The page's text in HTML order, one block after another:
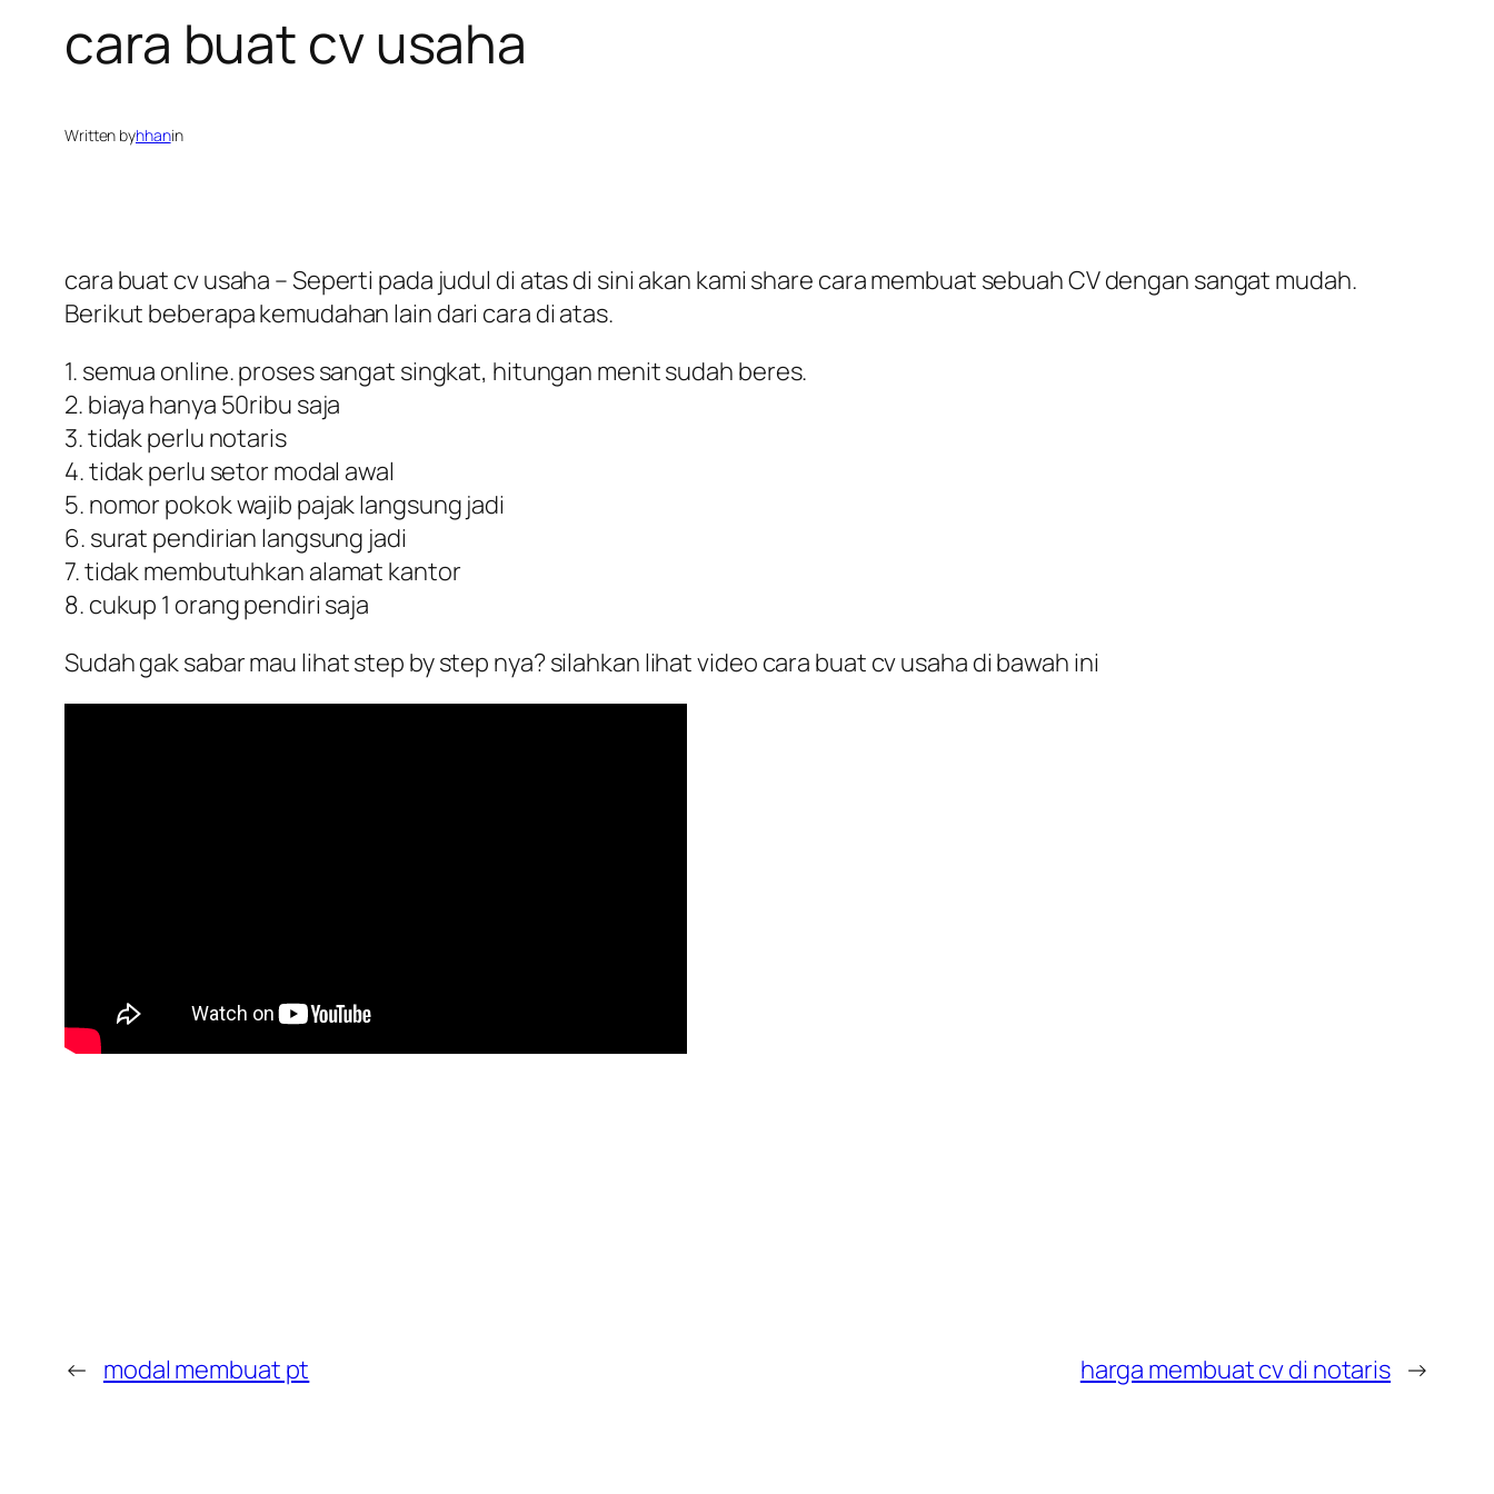
cara buat cv usaha
Written byhhanin
cara buat cv usaha – Seperti pada judul di atas di sini akan kami share cara membuat sebuah CV dengan sangat mudah.
Berikut beberapa kemudahan lain dari cara di atas.
1. semua online. proses sangat singkat, hitungan menit sudah beres.
2. biaya hanya 50ribu saja
3. tidak perlu notaris
4. tidak perlu setor modal awal
5. nomor pokok wajib pajak langsung jadi
6. surat pendirian langsung jadi
7. tidak membutuhkan alamat kantor
8. cukup 1 orang pendiri saja
Sudah gak sabar mau lihat step by step nya? silahkan lihat video cara buat cv usaha di bawah ini
← modal membuat pt harga membuat cv di notaris →